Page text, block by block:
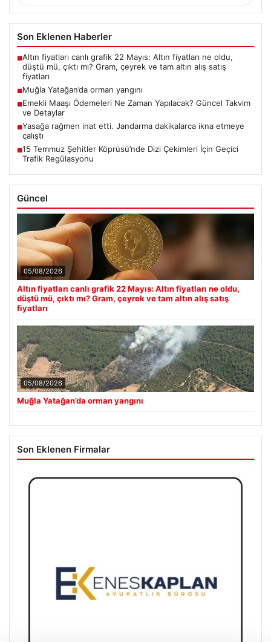
Son Eklenen Haberler
■Altın fiyatları canlı grafik 22 Mayıs: Altın fiyatları ne oldu,
düştü mü, çıktı mı? Gram, çeyrek ve tam altın alış satış
fiyatları
■Muğla Yatağan’da orman yangını
■Emekli Maaşı Ödemeleri Ne Zaman Yapılacak? Güncel Takvim
ve Detaylar
■Yasağa rağmen inat etti. Jandarma dakikalarca ikna etmeye
çalıştı
■15 Temmuz Şehitler Köprüsü’nde Dizi Çekimleri İçin Geçici
Trafik Regülasyonu
Güncel
05/08/2026
Altın fiyatları canlı grafik 22 Mayıs: Altın fiyatları ne oldu,
düştü mü, çıktı mı? Gram, çeyrek ve tam altın alış satış
fiyatları
05/08/2026
Muğla Yatağan’da orman yangını
Son Eklenen Firmalar